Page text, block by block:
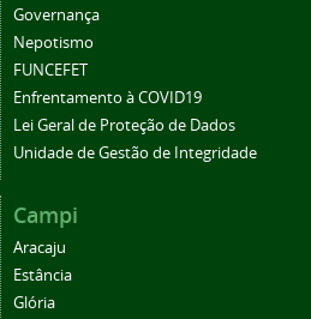
Governança
Nepotismo
FUNCEFET
Enfrentamento à COVID19
Lei Geral de Proteção de Dados
Unidade de Gestão de Integridade
Campi
Aracaju
Estância
Glória